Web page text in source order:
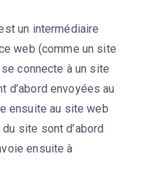
un intermédiaire
web (comme un site
connecte à un site
d’abord envoyées au
ensuite au site web
site sont d’abord
ensuite à